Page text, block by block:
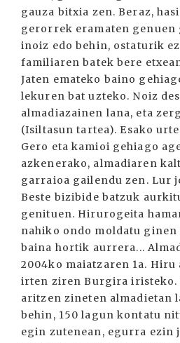
gauza bitxia zen. Beraz,
gerorrek eramaten genuen
inoiz edo behin, ostaturik
familiaren batek bere
Jaten emateko baino
lekuren bat uzteko. Noiz
almadiazainen lana, eta
(Isiltasun tartea). Esako
Gero eta kamioi gehiago
azkenerako, almadiaren
garraioa gailendu zen. Lur
Beste bizibide batzuk
genituen. Hirurogeita
nahiko ondo moldatu
baina hortik aurrera...
2004ko maiatzaren 1a.
irten ziren Burgira iristeko.
aritzen zineten almadietan
behin, 150 lagun kontatu
egin zutenean, egurra ezin